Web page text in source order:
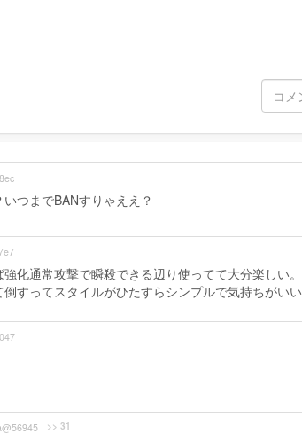
つまでBANすりゃええ？
化通常攻撃で瞬殺できる辺り使ってて大分楽しい。
すってスタイルがひたすらシンプルで気持ちがいい
>> 31